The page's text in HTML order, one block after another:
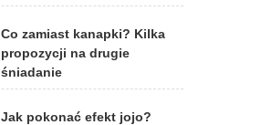
Co zamiast kanapki? Kilka
propozycji na drugie
śniadanie
Jak pokonać efekt jojo?